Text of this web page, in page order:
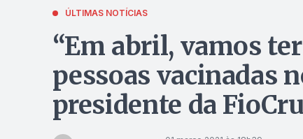
ÚLTIMAS NOTÍCIAS
“Em abril, vamos
pessoas vacinadas
presidente da